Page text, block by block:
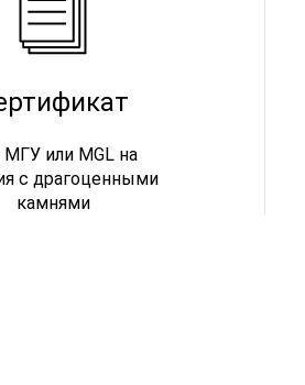
МГУ или MGL на
с драгоценными
камнями